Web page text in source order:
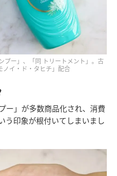
プー」、「同 トリートメント」。古
ノイ・ド・タヒチ」配合
ー」が多数商品化され、消費
う印象が根付いてしまいまし